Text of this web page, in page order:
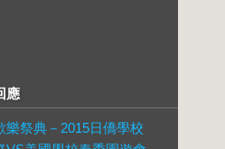
應
樂祭典－2015日僑學校